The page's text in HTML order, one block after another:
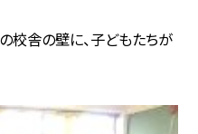
校舎の壁に、子どもたちが